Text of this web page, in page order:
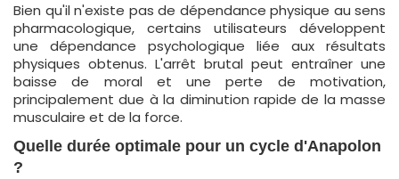
Bien qu'il n'existe pas de dépendance physique au sens
pharmacologique, certains utilisateurs développent
une dépendance psychologique liée aux résultats
physiques obtenus. L'arrêt brutal peut entraîner une
baisse de moral et une perte de motivation,
principalement due à la diminution rapide de la masse
musculaire et de la force.
Quelle durée optimale pour un cycle d'Anapolon
?